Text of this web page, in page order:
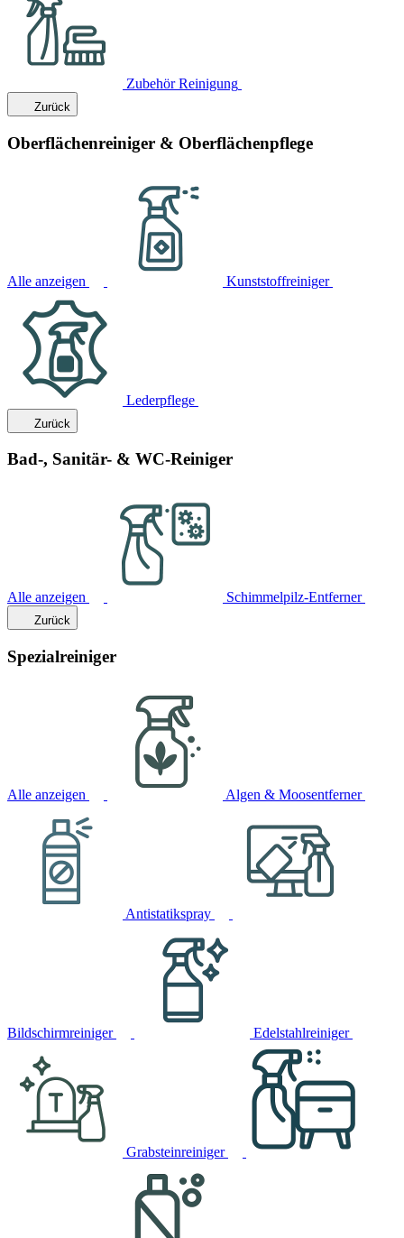
Zubehör Reinigung
Zurück
Oberflächenreiniger & Oberflächenpflege
Alle anzeigen Kunststoffreiniger
Lederpflege
Zurück
Bad-, Sanitär- & WC-Reiniger
Alle anzeigen Schimmelpilz-Entferner
Zurück
Spezialreiniger
Alle anzeigen Algen & Moosentferner
Antistatikspray
Bildschirmreiniger Edelstahlreiniger
Grabsteinreiniger